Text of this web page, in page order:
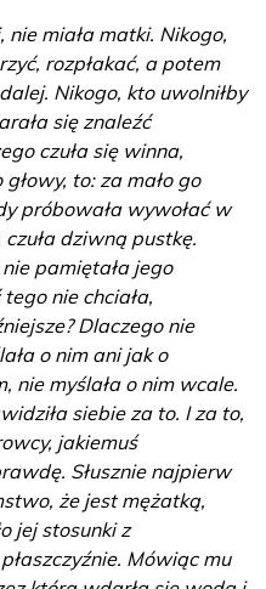
nie miała matki. Nikogo,
rozpłakać, a potem
Nikogo, kto uwolniłby
się znaleźć
czuła się winna,
to: za mało go
próbowała wywołać w
dziwną pustkę.
pamiętała jego
nie chciała,
Dlaczego nie
o nim ani jak o
nie myślała o nim wcale.
siebie za to. I za to,
jakiemuś
Słusznie najpierw
że jest mężatką,
jej stosunki z
Mówiąc mu